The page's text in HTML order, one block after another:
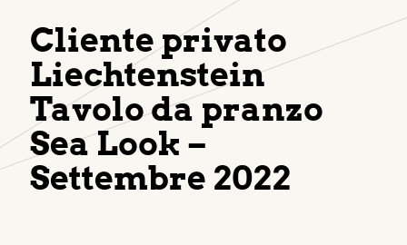
Cliente privato
Liechtenstein
Tavolo da pranzo
Sea Look –
Settembre 2022